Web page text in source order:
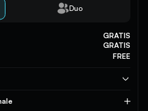
Duo
GRATIS
GRATIS
FREE